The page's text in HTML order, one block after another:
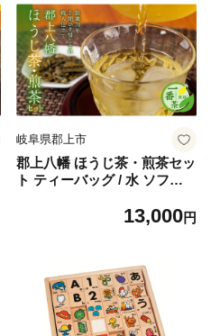
貨 北欧 持ち運べる 便利グッ
ズ 八幡化成 バーベキュー S
サイズ
岐阜県郡上市
郡上八幡 ほうじ茶・煎茶セッ
ト ティーバッグ / 水 ソフト
ーバッグ 日本茶 田中茶舗 水
13,000円